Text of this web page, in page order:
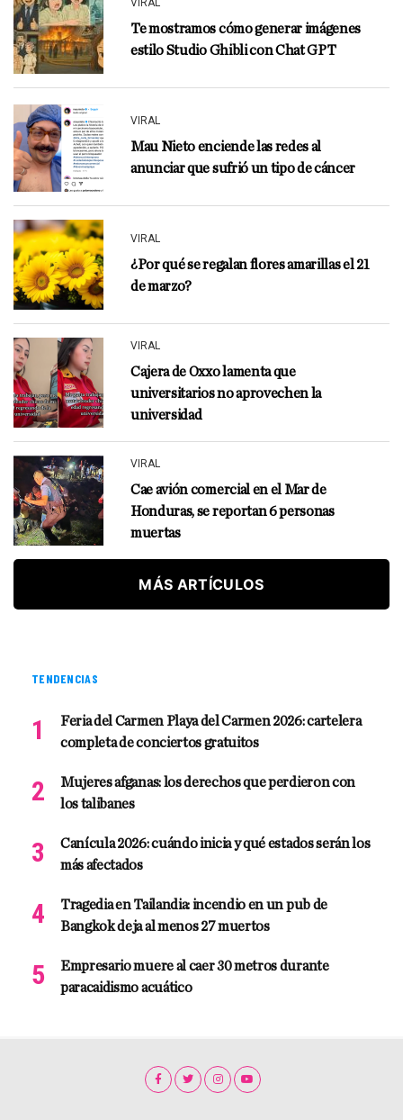
Te mostramos cómo generar imágenes
estilo Studio Ghibli con Chat GPT
VIRAL
Mau Nieto enciende las redes al
anunciar que sufrió un tipo de cáncer
VIRAL
¿Por qué se regalan flores amarillas el 21
de marzo?
VIRAL
Cajera de Oxxo lamenta que
universitarios no aprovechen la
universidad
VIRAL
Cae avión comercial en el Mar de
Honduras, se reportan 6 personas
muertas
MÁS ARTÍCULOS
TENDENCIAS
Feria del Carmen Playa del Carmen 2026: cartelera
completa de conciertos gratuitos
Mujeres afganas: los derechos que perdieron con
los talibanes
Canícula 2026: cuándo inicia y qué estados serán los
más afectados
Tragedia en Tailandia: incendio en un pub de
Bangkok deja al menos 27 muertos
Empresario muere al caer 30 metros durante
paracaidismo acuático